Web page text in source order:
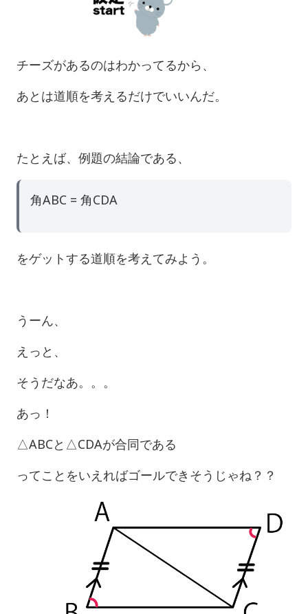
チーズがあるのはわかってるから、
あとは道順を考えるだけでいいんだ。
たとえば、例題の結論である、
角ABC = 角CDA
をゲットする道順を考えてみよう。
うーん、
えっと、
そうだなあ。。。
あっ！
△ABCと△CDAが合同である
ってことをいえればゴールできそうじゃね？？